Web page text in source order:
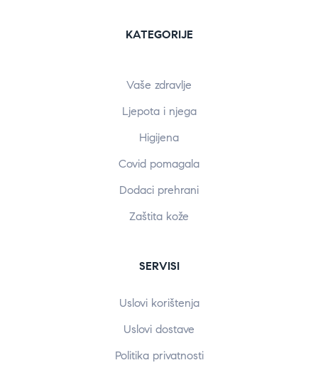
KATEGORIJE
Vaše zdravlje
Ljepota i njega
Higijena
Covid pomagala
Dodaci prehrani
Zaštita kože
SERVISI
Uslovi korištenja
Uslovi dostave
Politika privatnosti